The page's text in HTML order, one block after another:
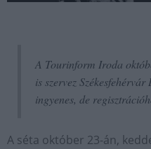
A Tourinform Iroda
is szervez
ingyenes, de
A séta október 23-án,